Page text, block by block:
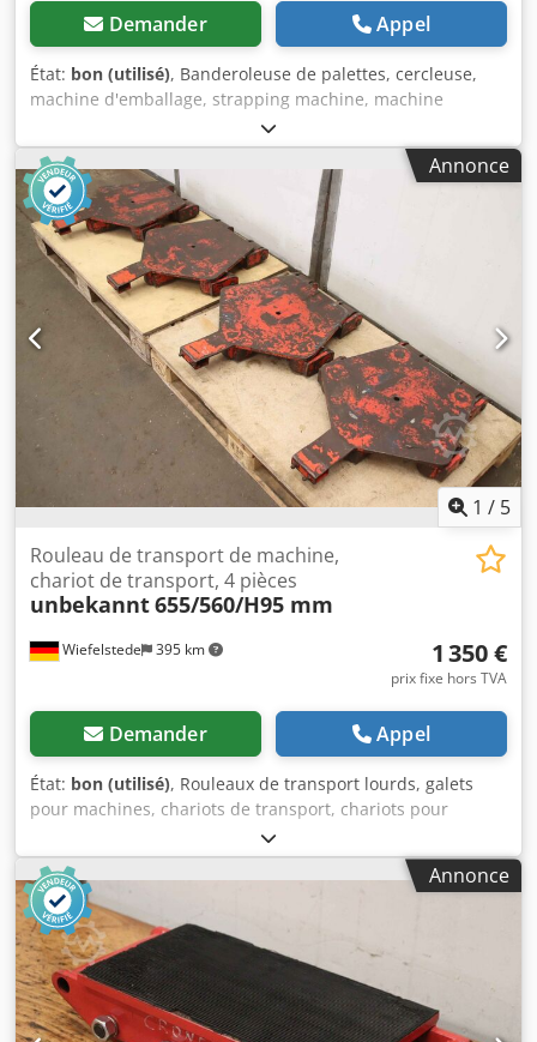
Demander Appel
État: bon (utilisé), Banderoleuse de palettes, cercleuse,
machine d'emballage, strapping machine, machine
skinpack, banderoleuse à film étirable, machine à film
étirable, rouleau d'enroulement, support de rouleau pour
mandrin carton Chjdpfxeyx Adij Am Aoa - Support de
rouleau : Rouleau d’enroulement pour machine
d’emballage - Rouleau : Ø 75 x 1810 mm - Arbre : Ø 35 x
415 mm - Arbre d’entraînement/prise : dimensions, voir
photos - Quantité : 2x supports de rouleau disponibles -
Prix : par pièce - Dimensions : Ø 75 x 2640 mm - Poids : 26
kg/pc
Annonce
1 / 5
Wiefelstede 395 km
Rouleau de transport de machine,
chariot de transport, 4 pièces
unbekannt655/560/H95 mm
1 350 €
prix fixe hors TVA
Demander Appel
État: bon (utilisé), Rouleaux de transport lourds, galets
pour machines, chariots de transport, chariots pour
charges lourdes, rouleaux blindés, rouleaux de transport
pour machines avec train directeur -Rouleaux de transport
pour machines : 4 châssis de transport Cedpfx Amsww U
Nus Aeha -Capacité de charge : 5 t par châssis -Rouleaux :
Ø 77 x 70 mm -Livraison/Prix : complet -Ensemble directeur
: en stock, peut être fourni avec supplément, voir ID 35935
-Dimensions par pièce : 655/560/H95 mm -Poids : 59
kg/pièce
Annonce